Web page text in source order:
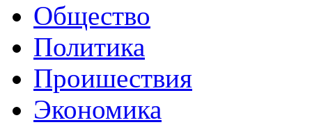
Общество
Политика
Проишествия
Экономика